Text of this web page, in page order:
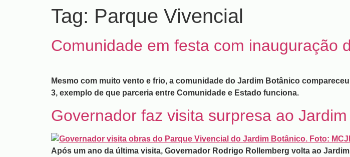
Tag: Parque Vivencial
Comunidade em festa com inauguração
Mesmo com muito vento e frio, a comunidade do Jardim Botânico
3, exemplo de que parceria entre Comunidade e Estado funciona.
Governador faz visita surpresa ao
Após um ano da última visita, Governador Rodrigo Rollemberg volta ao